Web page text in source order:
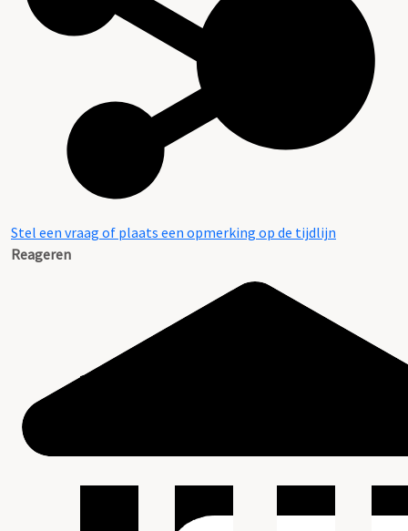
Stel een vraag of plaats een opmerking op de tijdlijn
Reageren